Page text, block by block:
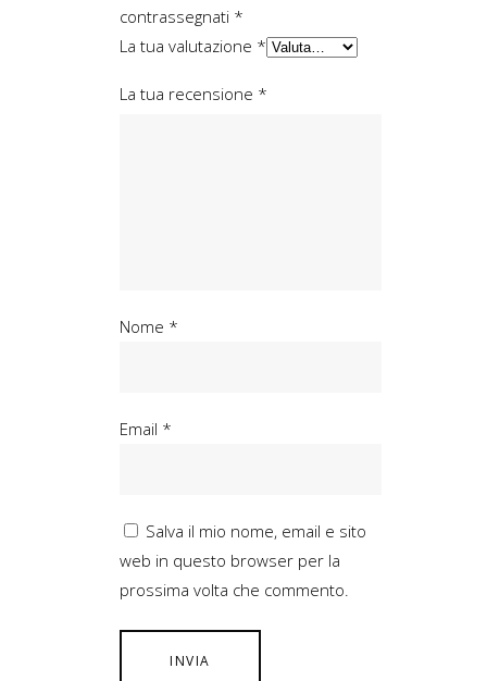
contrassegnati *
La tua valutazione *
La tua recensione *
Nome *
Email *
Salva il mio nome, email e sito
web in questo browser per la
prossima volta che commento.